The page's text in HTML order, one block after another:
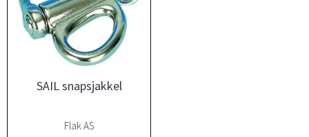
SAIL snapsjakkel
Flak AS